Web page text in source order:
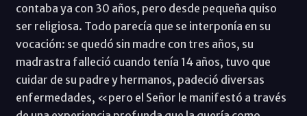
contaba ya con 30 años, pero desde pequeña quiso
ser religiosa. Todo parecía que se interponía en su
vocación: se quedó sin madre con tres años, su
madrastra falleció cuando tenía 14 años, tuvo que
cuidar de su padre y hermanos, padeció diversas
enfermedades, «pero el Señor le manifestó a través